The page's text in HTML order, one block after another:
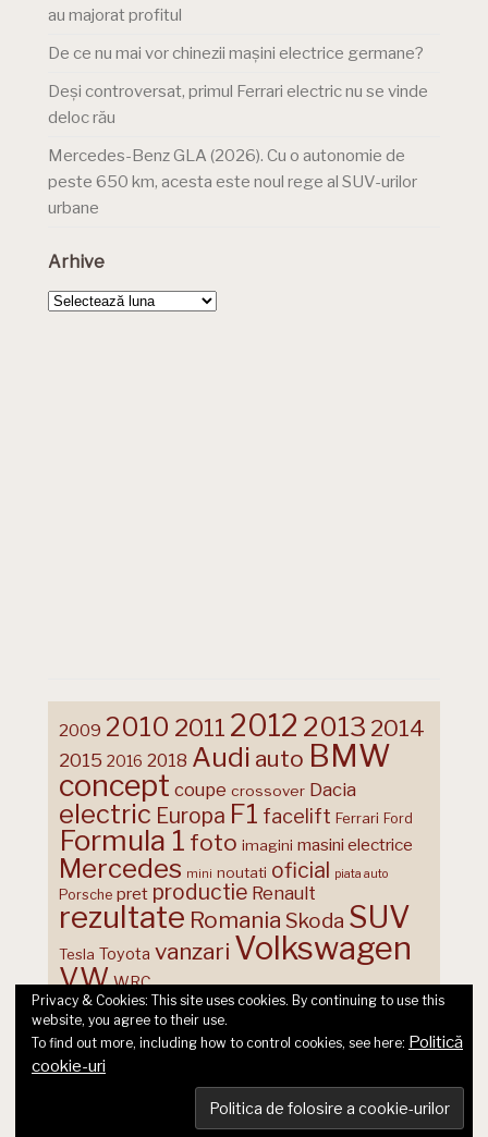
au majorat profitul
De ce nu mai vor chinezii mașini electrice germane?
Deși controversat, primul Ferrari electric nu se vinde
deloc rău
Mercedes-Benz GLA (2026). Cu o autonomie de
peste 650 km, acesta este noul rege al SUV-urilor
urbane
Arhive
Arhive
2009 2010 2011 2012 2013 2014
2015 2016 2018 Audi auto BMW
concept coupe crossover Dacia
electric Europa F1 facelift Ferrari Ford
Formula 1 foto imagini masini electrice
Mercedes mini noutati oficial piata auto
Porsche pret productie Renault
rezultate Romania Skoda SUV
Tesla Toyota vanzari Volkswagen
VW WRC
© 2026 Ecart Media SRL | made by Nina Cocea &infin
Privacy & Cookies: This site uses cookies. By continuing to use this
website, you agree to their use.
To find out more, including how to control cookies, see here: Politică
cookie-uri